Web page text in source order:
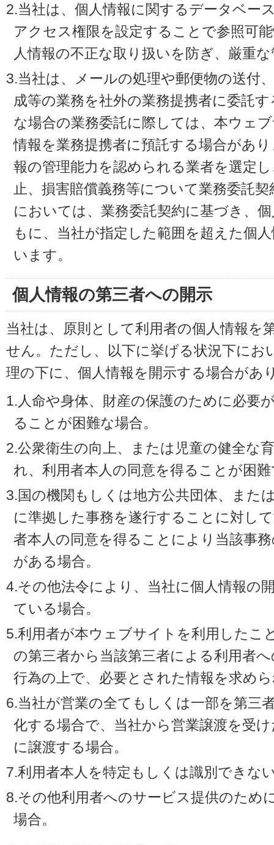
2.当社は、個人情報に関するデータベー
アクセス権限を設定することで参照可
人情報の不正な取り扱いを防ぎ、厳重
3.当社は、メールの処理や郵便物の送付
成等の業務を社外の業務提携者に委託
な場合の業務委託に際しては、本ウェ
情報を業務提携者に預託する場合があ
報の管理能力を認められる業者を選定
止、損害賠償義務等について業務委託
においては、業務委託契約に基づき、
もに、当社が指定した範囲を超えた個
います。
個人情報の第三者への開示
当社は、原則として利用者の個人情報を
せん。ただし、以下に挙げる状況下にお
理の下に、個人情報を開示する場合があ
1.人命や身体、財産の保護のために必要
ることが困難な場合。
2.公衆衛生の向上、または児童の健全な
れ、利用者本人の同意を得ることが困
3.国の機関もしくは地方公共団体、また
に準拠した事務を遂行することに対し
者本人の同意を得ることにより当該事
がある場合。
4.その他法令により、当社に個人情報の
ている場合。
5.利用者が本ウェブサイトを利用したこ
の第三者から当該第三者による利用者
行為の上で、必要とされた情報を求め
6.当社が営業の全てもしくは一部を第三
化する場合で、当社から営業譲渡を受
に譲渡する場合。
7.利用者本人を特定もしくは識別できな
8.その他利用者へのサービス提供のため
場合。